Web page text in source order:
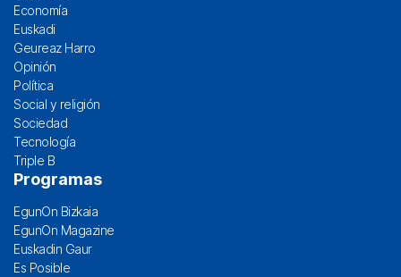
Economía
Euskadi
Geureaz Harro
Opinión
Política
Social y religión
Sociedad
Tecnología
Triple B
Programas
EgunOn Bizkaia
EgunOn Magazine
Euskadin Gaur
Es Posible